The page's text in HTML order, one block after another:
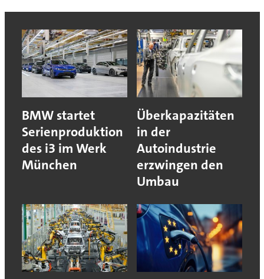
BMW startet
Serienproduktion
des i3 im Werk
München
Überkapazitäten
in der
Autoindustrie
erzwingen den
Umbau